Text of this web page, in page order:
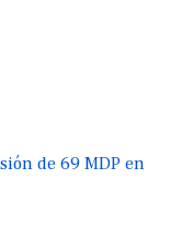
de 69 MDP en